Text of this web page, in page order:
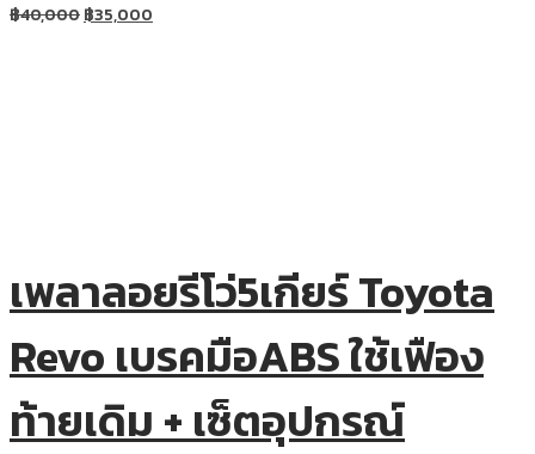
฿40,000฿35,000
เพลาลอยรีโว่5เกียร์ Toyota
Revo เบรคมือABS ใช้เฟือง
ท้ายเดิม + เซ็ตอุปกรณ์